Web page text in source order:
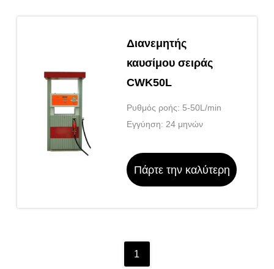
Διανεμητής
καυσίμου σειράς
CWK50L
Ρυθμός ροής: 5-50L/min
Εγγύηση: 24 μηνών
Πάρτε την καλύτερη
1